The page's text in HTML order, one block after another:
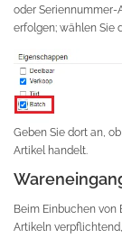
oder Seriennummer-
erfolgen; wählen Sie
Geben Sie dort an,
Artikel handelt.
Beim Einbuchen von
Artikeln